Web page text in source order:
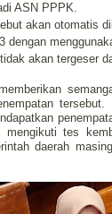
ASN PPPK.
akan otomatis
dengan
akan tergeser
tes
daerah